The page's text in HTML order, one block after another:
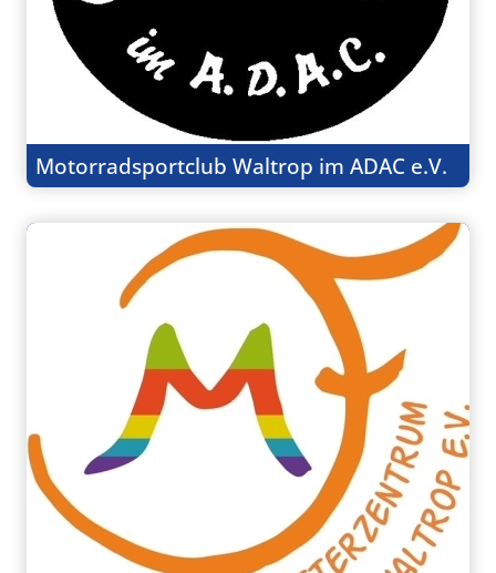
Motorradsportclub Waltrop im ADAC e.V.